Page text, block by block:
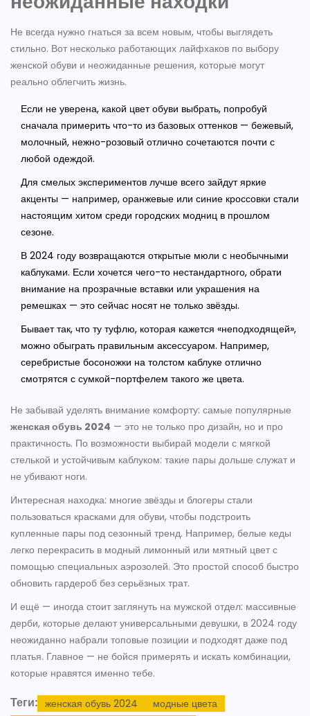
Не всегда нужно гнаться за всем новым, чтобы выглядеть
стильно. Вот несколько работающих лайфхаков по выбору
женской обуви и неожиданные решения, которые могут
реально облегчить жизнь.
Если не уверена, какой цвет обуви выбрать, попробуй
сначала примерить что-то из базовых оттенков — бежевый,
молочный, нежно-розовый отлично сочетаются почти с
любой одеждой.
Для смелых экспериментов лучше всего зайдут яркие
акценты — например, оранжевые или синие кроссовки стали
настоящим хитом среди городских модниц в прошлом
сезоне.
В 2024 году возвращаются открытые мюли с необычными
каблуками. Если хочется чего-то нестандартного, обрати
внимание на прозрачные вставки или украшения на
ремешках — это сейчас носят не только звёзды.
Бывает так, что ту туфлю, которая кажется «неподходящей»,
можно обыграть правильным аксессуаром. Например,
серебристые босоножки на толстом каблуке отлично
смотрятся с сумкой-портфелем такого же цвета.
Не забывай уделять внимание комфорту: самые популярные
женская обувь 2024 — это не только про дизайн, но и про
практичность. По возможности выбирай модели с мягкой
стелькой и устойчивым каблуком: такие пары дольше служат и
не убивают ноги.
Интересная находка: многие звёзды и блогеры стали
пользоваться красками для обуви, чтобы подстроить
купленные пары под сезонный тренд. Например, белые кеды
легко перекрасить в модный лимонный или мятный цвет с
помощью специальных аэрозолей. Это простой способ быстро
обновить гардероб без серьёзных трат.
И ещё — иногда стоит заглянуть на мужской отдел: массивные
дерби, которые делают универсальными девушки, в 2024 году
неожиданно набрали топовые позиции и подходят даже под
платья. Главное — не бойся примерять и искать комбинации,
которые нравятся именно тебе.
Теги: женская обувь 2024
модные цвета